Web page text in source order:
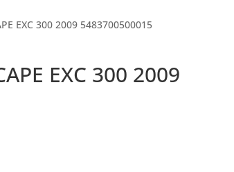
EXC 300 2009 5483700500015
EXC 300 2009